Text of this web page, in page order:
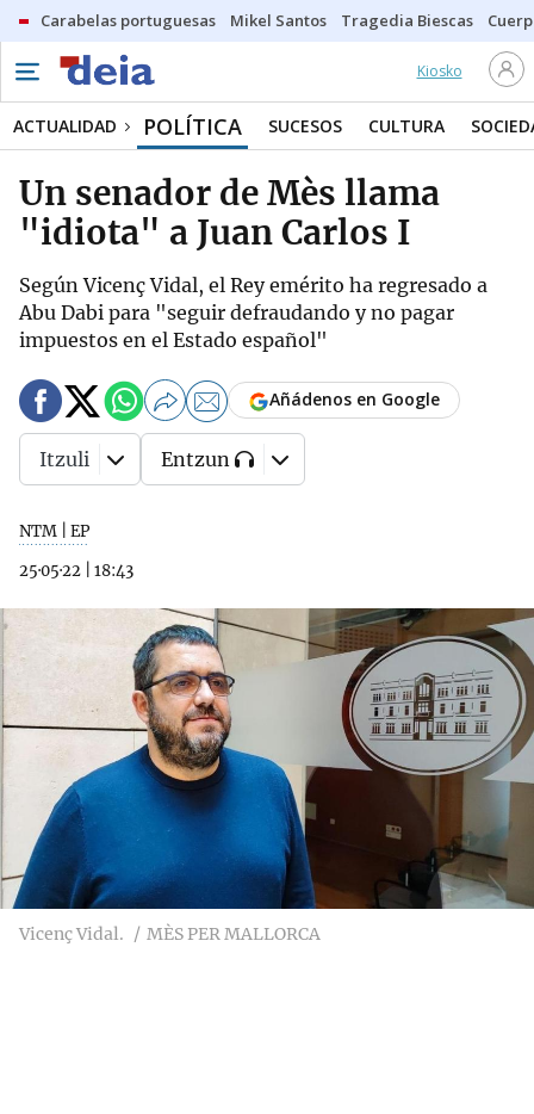
Carabelas portuguesas Mikel Santos Tragedia Biescas
Kiosko
ACTUALIDAD POLÍTICA SUCESOS CULTURA
Un senador de Mès llama
"idiota" a Juan Carlos I
Según Vicenç Vidal, el Rey emérito ha regresado a
Abu Dabi para "seguir defraudando y no pagar
impuestos en el Estado español"
NTM | EP
25·05·22
18:43
Añádenos en Google
Itzuli Entzun
Vicenç Vidal. MÈS PER MALLORCA